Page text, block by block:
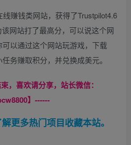
赚钱类网站，获得了Trustpilot4.6
网站打了最高分，可以说这个网
以通过这个网站玩游戏，下载
务赚取积分，并兑换成美元。
，喜欢请分享，站长微信：
】------
更多热门项目收藏本站。